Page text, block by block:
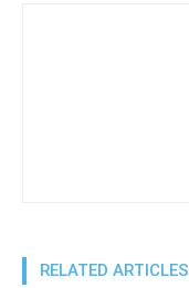
RELATED ARTICLES